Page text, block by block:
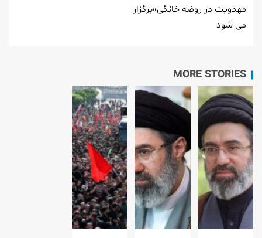
مهدویت در روضه خانگی»برگزار
می شود
MORE STORIES